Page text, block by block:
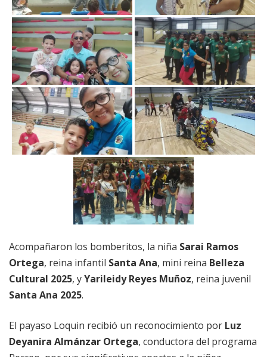
Acompañaron los bomberitos, la niña Sarai Ramos
Ortega, reina infantil Santa Ana, mini reina Belleza
Cultural 2025, yYarileidy Reyes Muñoz, reina juvenil
Santa Ana 2025.
El payaso Loquin recibió un reconocimiento por Luz
Deyanira Almánzar Ortega, conductora del programa